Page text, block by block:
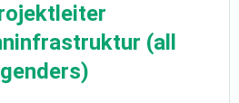
(all
genders)